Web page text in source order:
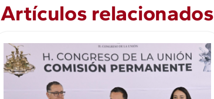
Artículos relacionados